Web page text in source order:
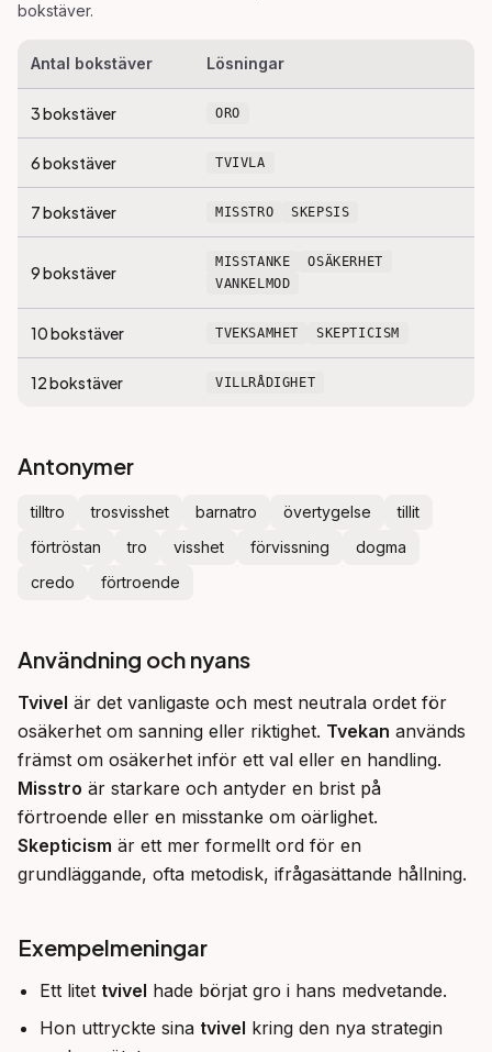
bokstäver.
Antal bokstäver Lösningar
3bokstäver ORO
6bokstäver TVIVLA
7bokstäver MISSTRO SKEPSIS
9bokstäver
MISSTANKE
OSÄKERHET
VANKELMOD
10bokstäver TVEKSAMHET SKEPTICISM
12bokstäver VILLRÅDIGHET
Antonymer
tilltro trosvisshet barnatro övertygelse
tillit
förtröstan
tro visshet förvissning
dogma
credo
förtroende
Användning och nyans
Tvivel är det vanligaste och mest neutrala ordet för
osäkerhet om sanning eller riktighet. Tvekan används
Misstro är starkare och antyder en brist på
Skepticism är ett mer formellt ord för en
grundläggande, ofta metodisk, ifrågasättande hållning.
Exempelmeningar
Ett litet tvivel hade börjat gro i hans medvetande.
Hon uttryckte sina tvivel kring den nya strategin